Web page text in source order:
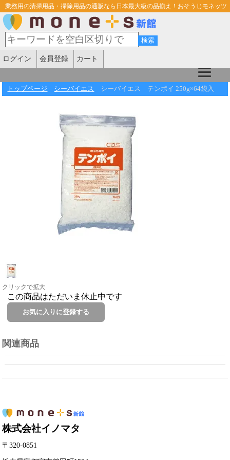
業務用の清掃用品・掃除用品の通販なら日本最大級の品揃え！おそうじモネッツ
ログイン 会員登録 カート
トップページ シーバイエス シーバイエス テンポイ 250g×64袋入
クリックで拡大
この商品はただいま休止中です
関連商品
株式会社イノマタ
〒320-0851